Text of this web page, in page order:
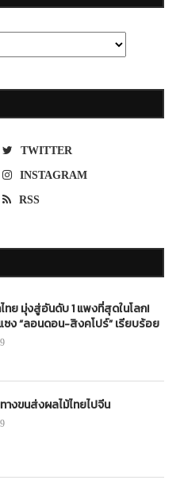
TWITTER
INSTAGRAM
RSS
ทย มุ่งสู่อันดับ 1 แพงที่สุดในโลก!
ซง “ลอนดอน-สิงคโปร์” เรียบร้อย
างขนส่งผลไม้ไทยไปจีน